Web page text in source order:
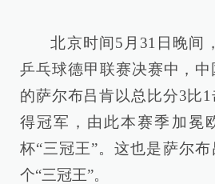
北京时间5月31日晚间
乒乓球德甲联赛决赛中，
的萨尔布吕肯以总比分3比
得冠军，由此本赛季加冕
杯“三冠王”。这也是萨尔
个“三冠王”。